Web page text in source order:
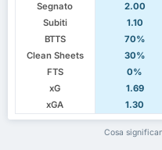
Segnato
2.00
Subiti
1.10
BTTS
70%
Clean Sheets
30%
FTS
0%
xG
1.69
xGA
1.30
Cosa